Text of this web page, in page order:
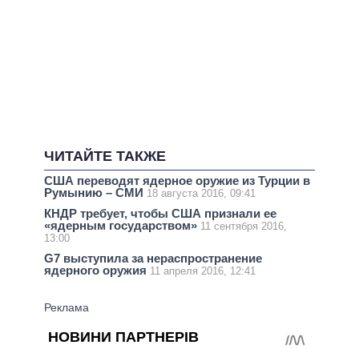
ЧИТАЙТЕ ТАКЖЕ
США переводят ядерное оружие из Турции в
Румынию – СМИ 18 августа 2016, 09:41
КНДР требует, чтобы США признали ее
«ядерным государством» 11 сентября 2016,
13:00
G7 выступила за нераспространение
ядерного оружия 11 апреля 2016, 12:41